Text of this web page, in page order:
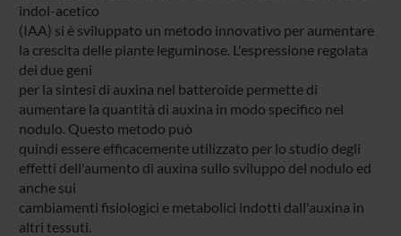
indol-acetico
(IAA) si è sviluppato un metodo innovativo per aumentare
la crescita delle piante leguminose. L'espressione regolata
dei due geni
per la sintesi di auxina nel batteroide permette di
aumentare la quantità di auxina in modo specifico nel
nodulo. Questo metodo può
quindi essere efficacemente utilizzato per lo studio degli
effetti dell'aumento di auxina sullo sviluppo del nodulo ed
anche sui
cambiamenti fisiologici e metabolici indotti dall'auxina in
altri tessuti.